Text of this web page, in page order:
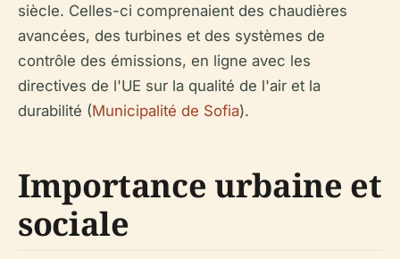
siècle. Celles-ci comprenaient des chaudières
avancées, des turbines et des systèmes de
contrôle des émissions, en ligne avec les
directives de l'UE sur la qualité de l'air et la
durabilité (Municipalité de Sofia).
Importance urbaine et
sociale